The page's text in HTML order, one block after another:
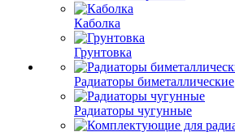
Каболка
Грунтовка
Радиаторы биметаллические
Радиаторы чугунные